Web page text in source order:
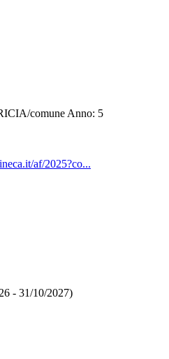
comune Anno: 5
af/2025?co...
- 31/10/2027)